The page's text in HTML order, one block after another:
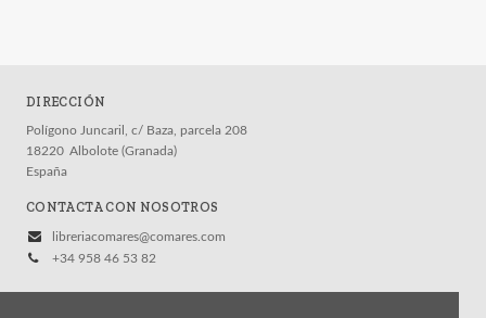
DIRECCIÓN
Polígono Juncaril, c/ Baza, parcela 208
18220 Albolote (Granada)
España
CONTACTA CON NOSOTROS
libreriacomares@comares.com
+34 958 46 53 82